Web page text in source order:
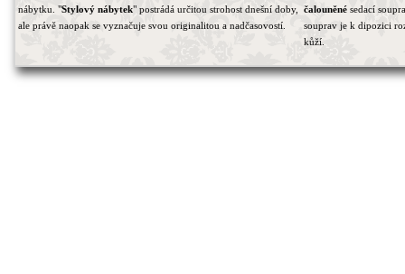
nábytku. "Stylový nábytek" postrádá určitou strohost dnešní doby,
ale právě naopak se vyznačuje svou originalitou a nadčasovostí.
čalouněnésedací
souprav je k dipozici
kůží.